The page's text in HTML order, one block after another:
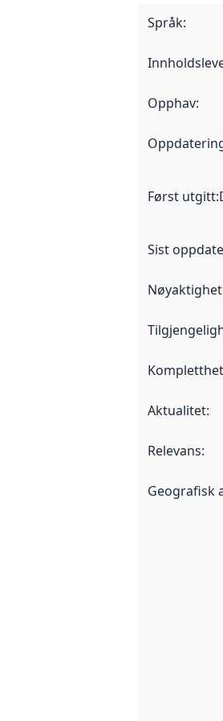
Språk:
Opphav:
Først utgitt:
Sist
Nøyaktighet
Kompletthet
Aktualitet:
Relevans:
Geografisk